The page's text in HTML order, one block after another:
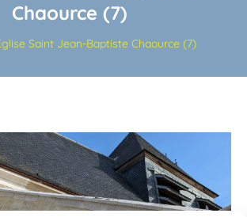
Chaource (7)
Saint Jean-Baptiste Chaource (7)